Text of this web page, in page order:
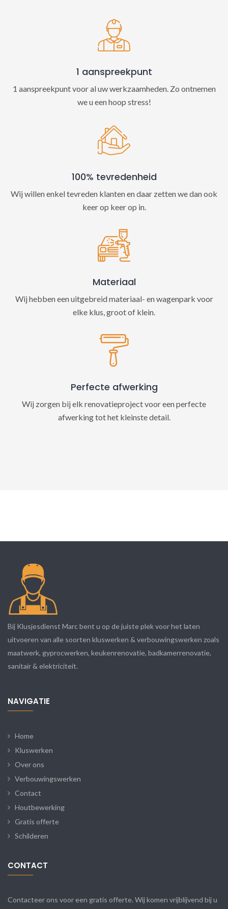
1 aanspreekpunt
1 aanspreekpunt voor al uw werkzaamheden. Zo ontnemen
we u een hoop stress!
100% tevredenheid
Wij willen enkel tevreden klanten en daar zetten we dan ook
keer op keer op in.
Materiaal
Wij hebben een uitgebreid materiaal- en wagenpark voor
elke klus, groot of klein.
Perfecte afwerking
Wij zorgen bij elk renovatieproject voor een perfecte
afwerking tot het kleinste detail.
Bij Klusjesdienst Marc bent u op de juiste plek voor het laten
uitvoeren van alle soorten kluswerken & verbouwingswerken zoals
maatwerk, gyprocwerken, keukenrenovatie, badkamerrenovatie,
sanitair & elektriciteit.
NAVIGATIE
Home
Kluswerken
Over ons
Verbouwingswerken
Contact
Houtbewerking
Gratis offerte
Schilderen
CONTACT
Contacteer ons voor een gratis offerte. Wij komen vrijblijvend bij u